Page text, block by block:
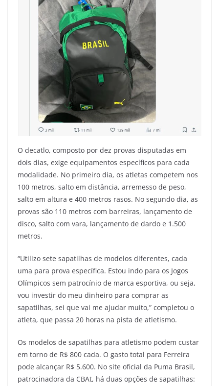
O decatlo, composto por dez provas disputadas em
dois dias, exige equipamentos específicos para cada
modalidade. No primeiro dia, os atletas competem nos
100 metros, salto em distância, arremesso de peso,
salto em altura e 400 metros rasos. No segundo dia, as
provas são 110 metros com barreiras, lançamento de
disco, salto com vara, lançamento de dardo e 1.500
metros.
“Utilizo sete sapatilhas de modelos diferentes, cada
uma para prova específica. Estou indo para os Jogos
Olímpicos sem patrocínio de marca esportiva, ou seja,
vou investir do meu dinheiro para comprar as
sapatilhas, sei que vai me ajudar muito,” completou o
atleta, que passa 20 horas na pista de atletismo.
Os modelos de sapatilhas para atletismo podem custar
em torno de R$ 800 cada. O gasto total para Ferreira
pode alcançar R$ 5.600. No site oficial da Puma Brasil,
patrocinadora da CBAt, há duas opções de sapatilhas: